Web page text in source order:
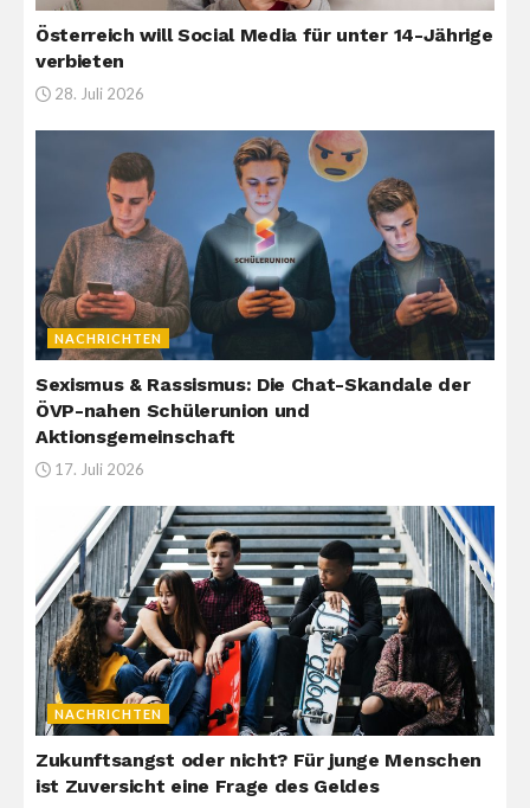
Österreich will Social Media für unter 14-Jährige
verbieten
28. Juli 2026
NACHRICHTEN
Sexismus & Rassismus: Die Chat-Skandale der
ÖVP-nahen Schülerunion und
Aktionsgemeinschaft
17. Juli 2026
NACHRICHTEN
Zukunftsangst oder nicht? Für junge Menschen
ist Zuversicht eine Frage des Geldes